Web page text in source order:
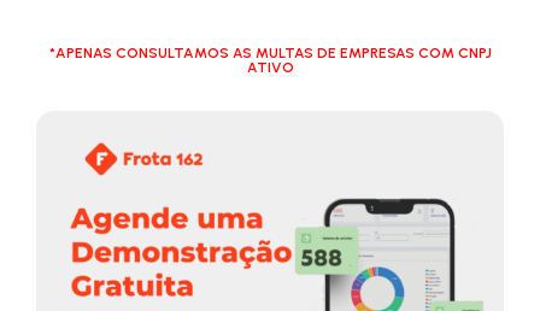
*APENAS CONSULTAMOS AS MULTAS DE EMPRESAS COM CNPJ
ATIVO